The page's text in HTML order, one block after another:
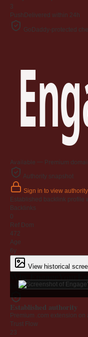
3
Push Delivered within 24h
GoDaddy-protected
Available — Premium
Authority snapshot
Sign in to view
Established backlink profile
Backlinks
0
Ref Dom
472
Age
6y
View historical
Why
Every claim below is
Established authority
Premium .com extension
Trust Flow
23